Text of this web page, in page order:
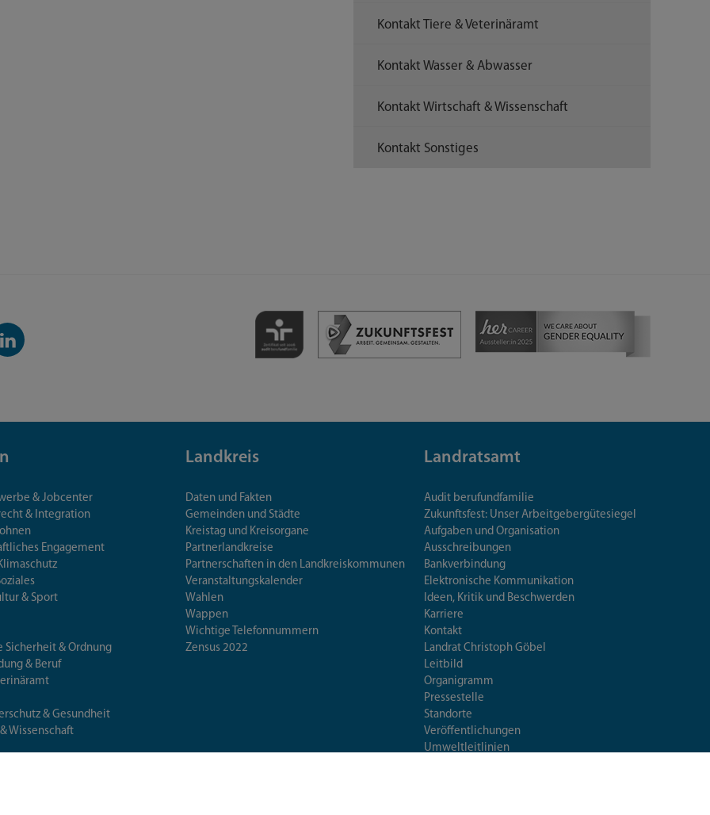
Kontakt Tiere & Veterinäramt
Kontakt Wasser & Abwasser
Kontakt Wirtschaft & Wissenschaft
Kontakt Sonstiges
& Jobcenter
& Integration
Engagement
& Sport
Sicherheit & Ordnung
& Beruf
& Gesundheit
Wissenschaft
Landkreis
Daten und Fakten
Gemeinden und Städte
Kreistag und Kreisorgane
Partnerlandkreise
Partnerschaften in den Landkreiskommunen
Veranstaltungskalender
Wahlen
Wappen
Wichtige Telefonnummern
Zensus 2022
Landratsamt
Audit berufundfamilie
Zukunftsfest: Unser Arbeitgebergütesiegel
Aufgaben und Organisation
Ausschreibungen
Bankverbindung
Elektronische Kommunikation
Ideen, Kritik und Beschwerden
Karriere
Kontakt
Landrat Christoph Göbel
Leitbild
Organigramm
Pressestelle
Standorte
Veröffentlichungen
Umweltleitlinien